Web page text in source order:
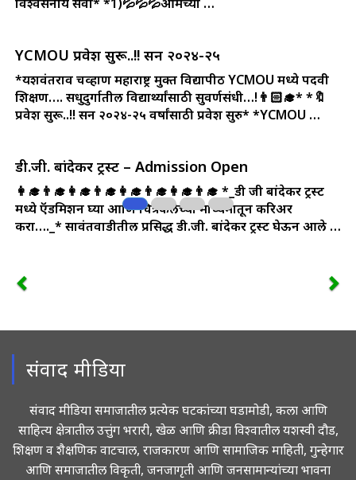
YCMOU प्रवेश सुरू..!! सन २०२४-२५
*यशवंतराव चव्हाण महाराष्ट्र मुक्त विद्यापीठ YCMOU मध्ये पदवी
शिक्षण…. सिंधुदुर्गातील विद्यार्थ्यांसाठी सुवर्णसंधी…!👨🏻‍🎓**🔖
प्रवेश सुरू..!! सन २०२४-२५ वर्षांसाठी प्रवेश सुरु**YCMOU …
डी.जी. बांदेकर ट्रस्ट – Admission Open
👩‍🎓👨‍🎓👩‍🎓👨‍🎓👩‍🎓👨‍🎓👩‍🎓👨‍🎓 *_डी जी बांदेकर ट्रस्ट
मध्ये ऍडमिशन घ्या आणि चित्रकलेच्या माध्यमातून करिअर
करा…._*सावंतवाडीतील प्रसिद्ध डी.जी. बांदेकर ट्रस्ट घेऊन आले …
संवाद मीडिया
संवाद मीडिया समाजातील प्रत्येक घटकांच्या घडामोडी, कला आणि
साहित्य क्षेत्रातील उत्तुंग भरारी, खेळ आणि क्रीडा विश्वातील यशस्वी दौड,
शिक्षण व शैक्षणिक वाटचाल, राजकारण आणि सामाजिक माहिती, गुन्हेगार
आणि समाजातील विकृती, जनजागृती आणि जनसामान्यांच्या भावना